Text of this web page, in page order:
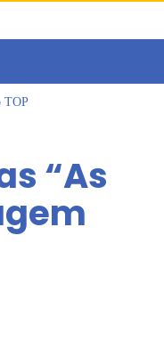
TOP
sessão da Câmara de Arujá
de alimentos ao Fundo
em Bem-Estar
“As